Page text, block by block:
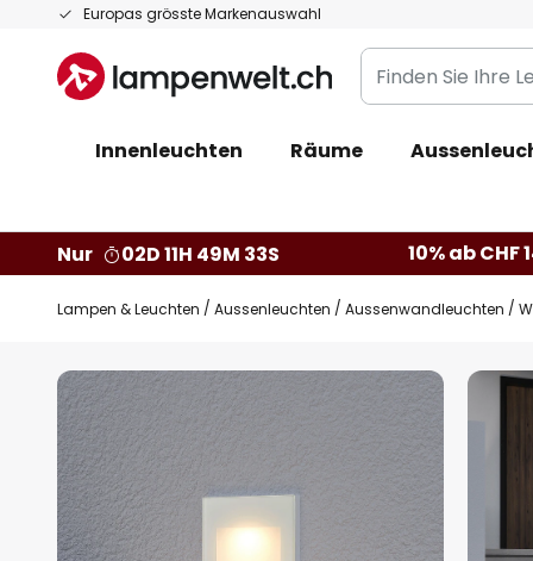
Europas grösste Markenauswahl
Zum
springen
Finden
Sie
Leuchte...
Innenleuchten Räume
Nur
02D 11H 49M 32S 10% ab CHF
Lampen & Leuchten Aussenleuchten Aussenwandleuchten
Zum
Ende
der
Bildgalerie
springen